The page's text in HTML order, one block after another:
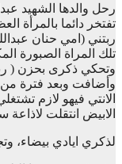
رحل والدها الشهيد عبدالوهاب عبدالله (بوب )
تفتخر دائما بالمرأة
ربتني (امي حنان
تلك المراة الصبورة
وتحكي ذكرى بحزن (
وأضافت وبعد فترة
الانتي فيهو لازم
الابيض انتقلت
لذكري ايادي بيضاء،